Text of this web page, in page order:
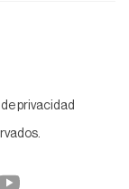
de privacidad